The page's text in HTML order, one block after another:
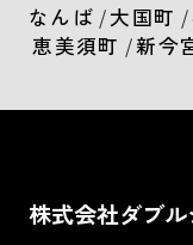
なんば /大国町 /
恵美須町 /新今
株式会社ダブ